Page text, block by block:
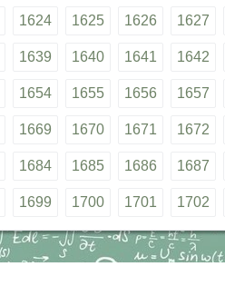
1624 1625 1626 1627
1639 1640 1641 1642
1654 1655 1656 1657
1669 1670 1671 1672
1684 1685 1686 1687
1699 1700 1701 1702